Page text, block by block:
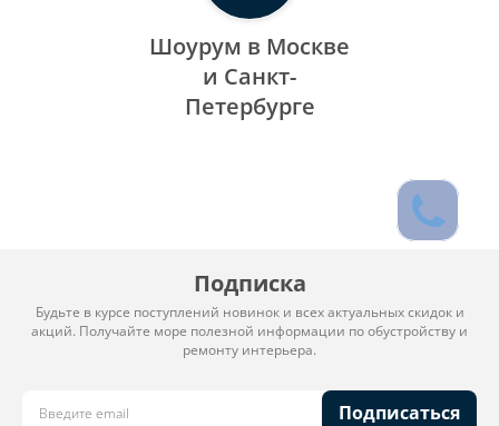
Шоурум в Москве
и Санкт-
Петербурге
Подписка
Будьте в курсе поступлений новинок и всех актуальных скидок и
акций. Получайте море полезной информации по обустройству и
ремонту интерьера.
Подписаться